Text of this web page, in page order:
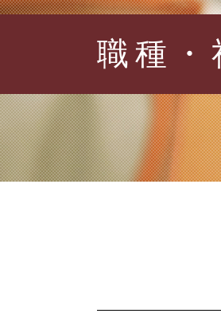
職種・